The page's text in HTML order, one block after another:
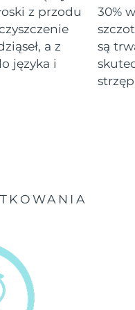
z przodu
a z
języka i
30%
są
Oczekiwany czas dostawy
czas dostawy
8/8/26
8/10/26
czas dostawy